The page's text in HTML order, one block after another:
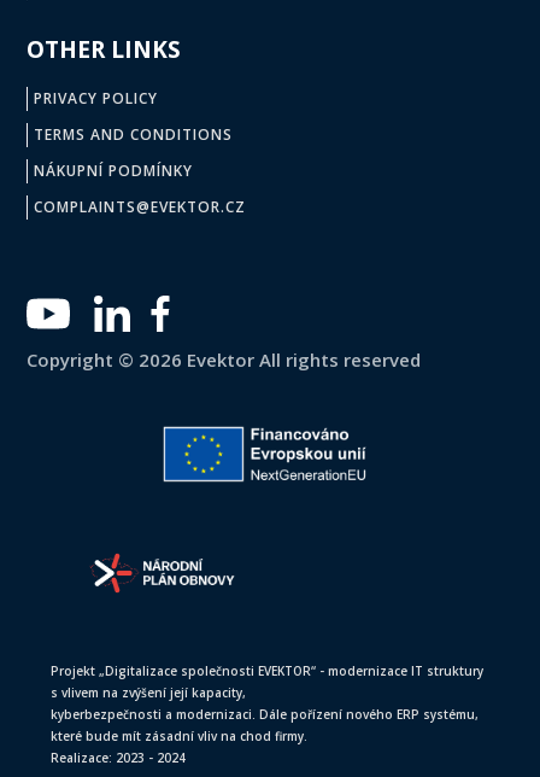
OTHER LINKS
PRIVACY POLICY
TERMS AND CONDITIONS
NÁKUPNÍ PODMÍNKY
COMPLAINTS@EVEKTOR.CZ
Copyright © 2026 Evektor All rights reserved
Projekt „Digitalizace společnosti EVEKTOR“ - modernizace IT struktury
s vlivem na zvýšení její kapacity,
kyberbezpečnosti a modernizaci. Dále pořízení nového ERP systému,
které bude mít zásadní vliv na chod firmy.
Realizace: 2023 - 2024